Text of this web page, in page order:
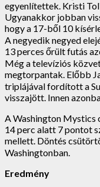
egyenlítettek. Kristi
Ugyanakkor jobban
hogy a 17-ből 10
A negyedik negyed
13 perces őrült futás
Még a televíziós
megtorpantak. Előbb
triplájával fordított a
visszajött. Innen
A Washington Mystics
14 perc alatt 7 pontot
mellett. Döntés
Washingtonban.
Eredmény